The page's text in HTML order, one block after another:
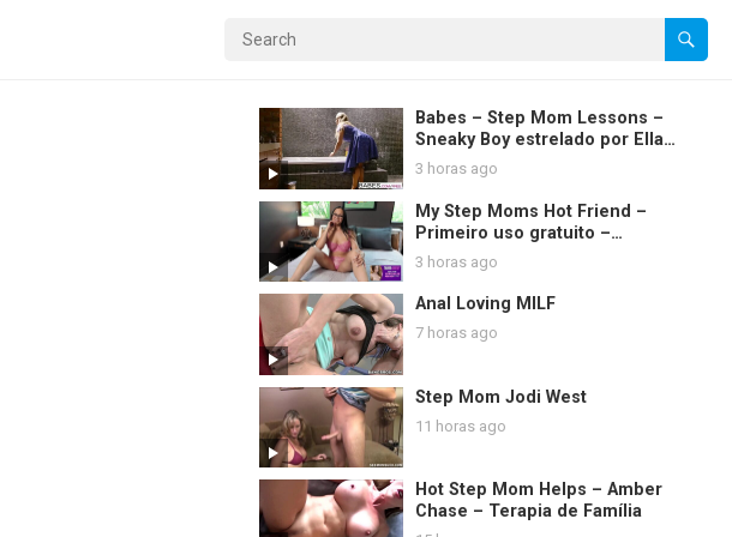
Babes – Step Mom Lessons –
Sneaky Boy estrelado por Ella
Hughes e Rebecca Moore e
clipe de Sam Bourne
3 horas ago
My Step Moms Hot Friend –
Primeiro uso gratuito –
Jazmine Cruz – Taboo Heat –
Luke Longly
3 horas ago
Anal Loving MILF
7 horas ago
Step Mom Jodi West
11 horas ago
Hot Step Mom Helps – Amber
Chase – Terapia de Família